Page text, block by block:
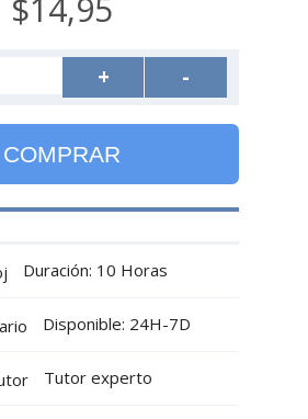
$14,95
+ -
COMPRAR
Duración: 10 Horas
Disponible: 24H-7D
Tutor experto